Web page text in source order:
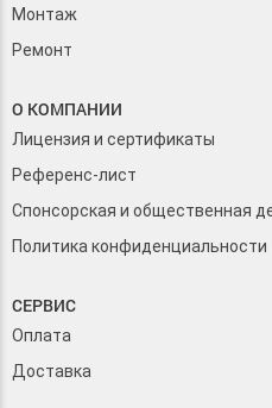
Монтаж
Ремонт
О КОМПАНИИ
Лицензия и сертификаты
Референс-лист
Спонсорская и общественная
Политика конфиденциальности
СЕРВИС
Оплата
Доставка